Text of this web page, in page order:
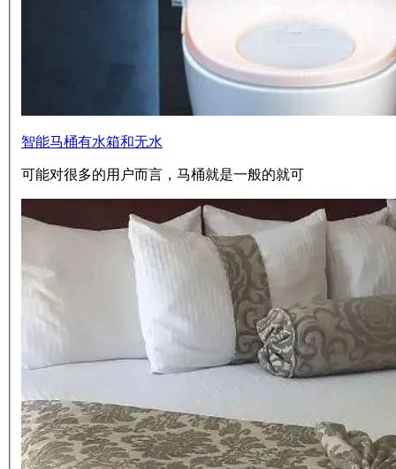
智能马桶有水箱和无水
可能对很多的用户而言，马桶就是一般的就可